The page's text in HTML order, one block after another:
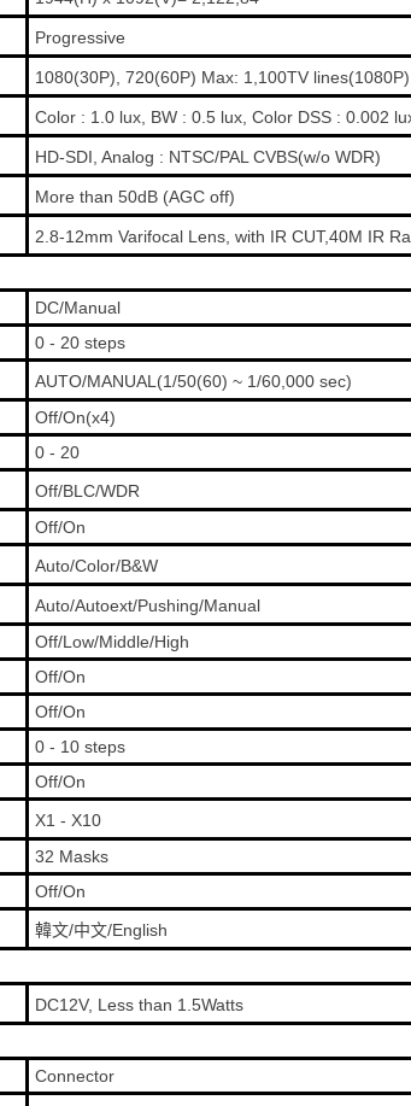
Progressive
1080(30P), 720(60P) Max: 1,100TV lines(1080P)
Color : 1.0 lux, BW : 0.5 lux, Color DSS : 0.002
HD-SDI, Analog : NTSC/PAL CVBS(w/o WDR)
More than 50dB (AGC off)
2.8-12mm Varifocal Lens, with IR CUT,40M IR
DC/Manual
0 - 20 steps
AUTO/MANUAL(1/50(60) ~ 1/60,000 sec)
Off/On(x4)
0 - 20
Off/BLC/WDR
Off/On
Auto/Color/B&W
Auto/Autoext/Pushing/Manual
Off/Low/Middle/High
Off/On
Off/On
0 - 10 steps
Off/On
X1 - X10
32 Masks
Off/On
韓文/中文/English
DC12V, Less than 1.5Watts
Connector